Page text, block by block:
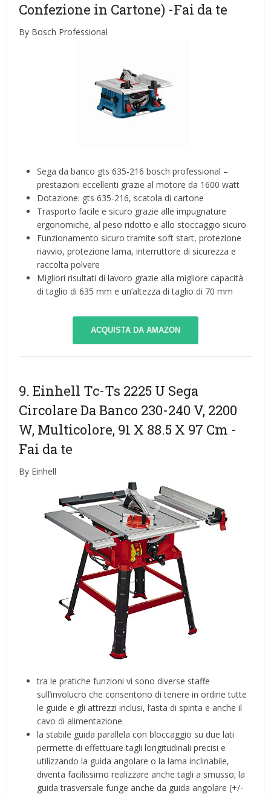
Confezione in Cartone) -Fai da te
By Bosch Professional
Sega da banco gts 635-216 bosch professional –
prestazioni eccellenti grazie al motore da 1600 watt
Dotazione: gts 635-216, scatola di cartone
Trasporto facile e sicuro grazie alle impugnature
ergonomiche, al peso ridotto e allo stoccaggio sicuro
Funzionamento sicuro tramite soft start, protezione
riavvio, protezione lama, interruttore di sicurezza e
raccolta polvere
Migliori risultati di lavoro grazie alla migliore capacità
di taglio di 635 mm e un’altezza di taglio di 70 mm
ACQUISTA DA AMAZON
9. Einhell Tc-Ts 2225 U Sega
Circolare Da Banco 230-240 V, 2200
W, Multicolore, ‎91 X 88.5 X 97 Cm -
Fai da te
By Einhell
tra le pratiche funzioni vi sono diverse staffe
sull’involucro che consentono di tenere in ordine tutte
le guide e gli attrezzi inclusi, l’asta di spinta e anche il
cavo di alimentazione
la stabile guida parallela con bloccaggio su due lati
permette di effettuare tagli longitudinali precisi e
utilizzando la guida angolare o la lama inclinabile,
diventa facilissimo realizzare anche tagli a smusso; la
guida trasversale funge anche da guida angolare (+/-